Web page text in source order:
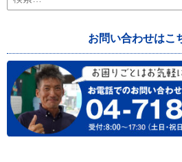
索:
お問い合わせはこ